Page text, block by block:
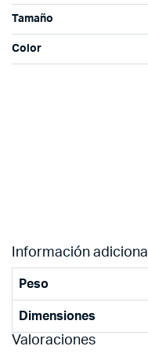
Tamaño
Color
Información adicional
Peso
Dimensiones
Valoraciones